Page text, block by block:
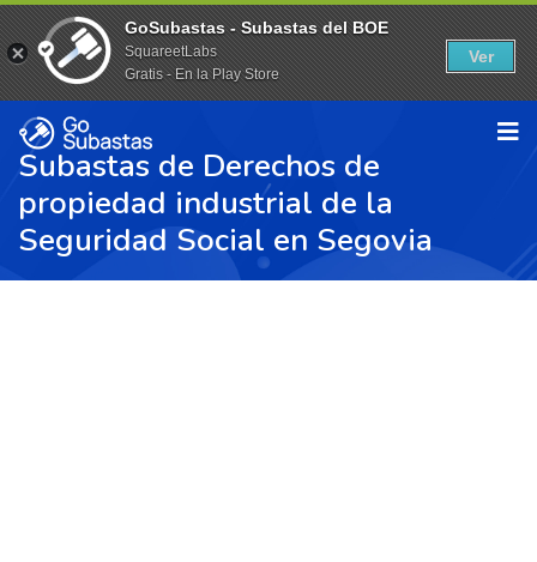
Subastas de Derechos de
propiedad industrial de la
Seguridad Social en Segovia
GoSubastas - Subastas del BOE
SquareetLabs
Gratis - En la Play Store
Ver